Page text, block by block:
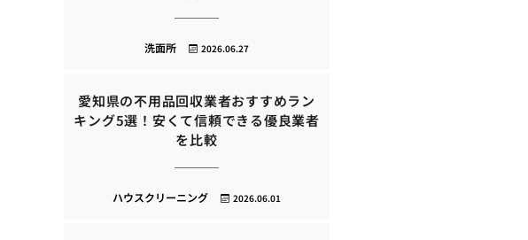
2026.06.27
洗面所
愛知県の不用品回収業者おすすめラン
キング5選！安くて信頼できる優良業者
を比較
2026.06.01
ハウスクリーニング